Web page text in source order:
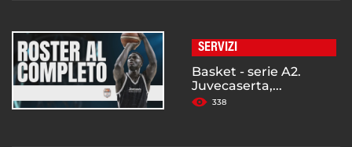
SERVIZI
Basket - serie A2.
Juvecaserta,...
338